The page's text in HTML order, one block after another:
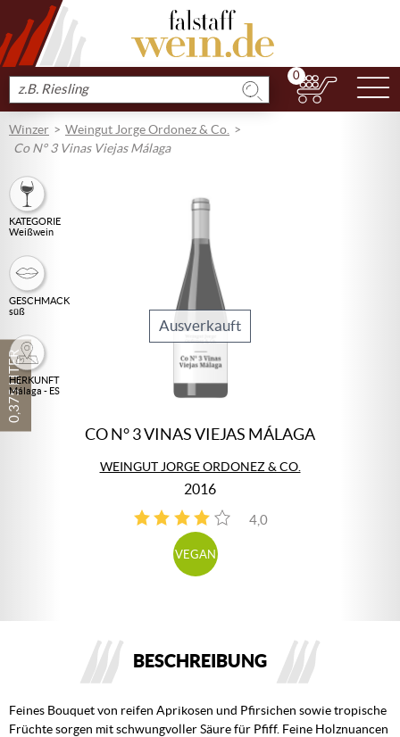
Produkt
suchen
0
Winzer
Weingut Jorge Ordonez & Co.
Co N° 3 Vinas Viejas Málaga
0,375 LITER
KATEGORIE
Weißwein
GESCHMACK
süß
HERKUNFT
Málaga - ES
Ausverkauft
CO N° 3 VINAS VIEJAS MÁLAGA
WEINGUT JORGE ORDONEZ & CO.
2016
4,0
3
VEGAN
BESCHREIBUNG
Feines Bouquet von reifen Aprikosen und Pfirsichen sowie tropische
Früchte sorgen mit schwungvoller Säure für Pfiff. Feine Holznuancen